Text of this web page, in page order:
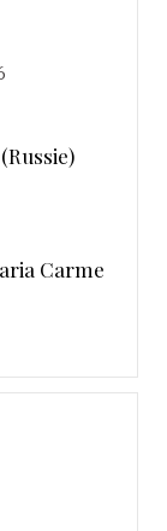
Carme